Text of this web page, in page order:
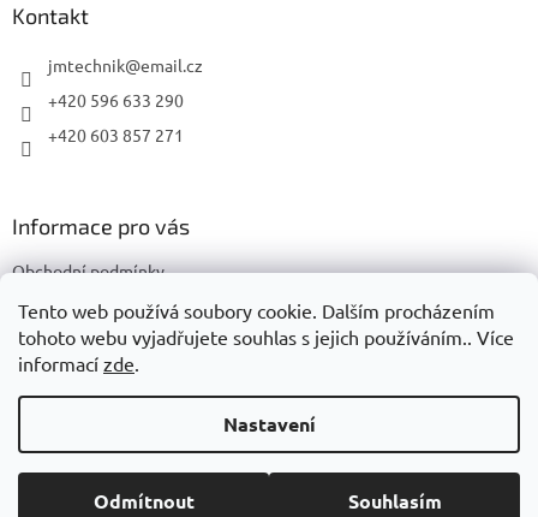
Tento web používá soubory cookie. Dalším procházením
tohoto webu vyjadřujete souhlas s jejich používáním.. Více
informací zde.
Nastavení
Odmítnout Souhlasím
Kontakt
jmtechnik@email.cz
+420 596 633 290
+420 603 857 271
Informace pro vás
Obchodní podmínky
Podmínky ochrany osobních údajů
Copyright 2026JMTechnik. Všechna práva vyhrazena.Upravit